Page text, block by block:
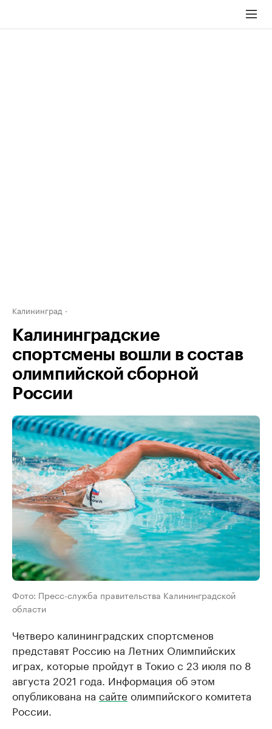
Калининград
Калининградские
спортсмены вошли в состав
олимпийской сборной
России
Фото: Пресс-служба правительства Калининградской
области
Четверо калининградских спортсменов
представят Россию на Летних Олимпийских
играх, которые пройдут в Токио с 23 июля по 8
августа 2021 года. Информация об этом
опубликована на сайте олимпийского комитета
России.